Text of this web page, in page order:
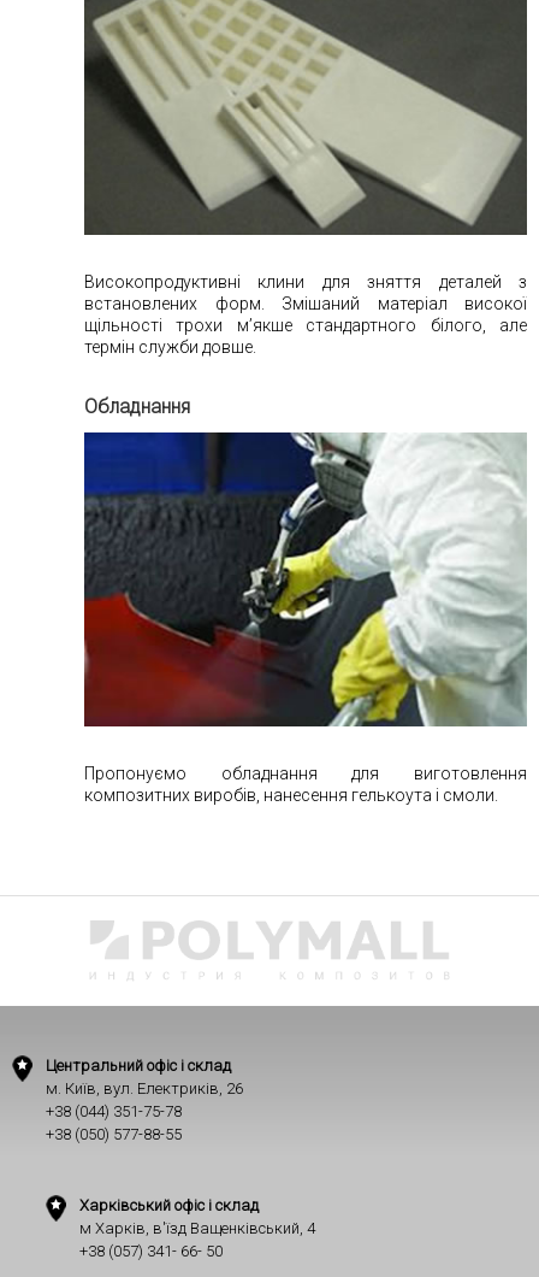
Високопродуктивні клини для зняття деталей з
встановлених форм. Змішаний матеріал високої
щільності трохи м’якше стандартного білого, але
термін служби довше.
Обладнання
Пропонуємо обладнання для виготовлення
композитних виробів, нанесення гелькоута і смоли.
Центральний офіс і склад
м. Київ, вул. Електриків, 26
+38 (044) 351-75-78
+38 (050) 577-88-55
Харківський офіс і склад
м Харків, в'їзд Ващенківський, 4
+38 (057) 341- 66- 50